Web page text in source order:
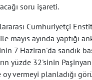
soru işareti.
Cumhuriyetçi
mayıs ayında yaptığı
7 Haziran'da sandık
yüzde 32'sinin
vermeyi planladığı